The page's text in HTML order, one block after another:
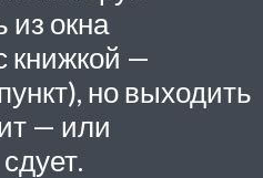
из окна
книжкой —
но выходить
— или